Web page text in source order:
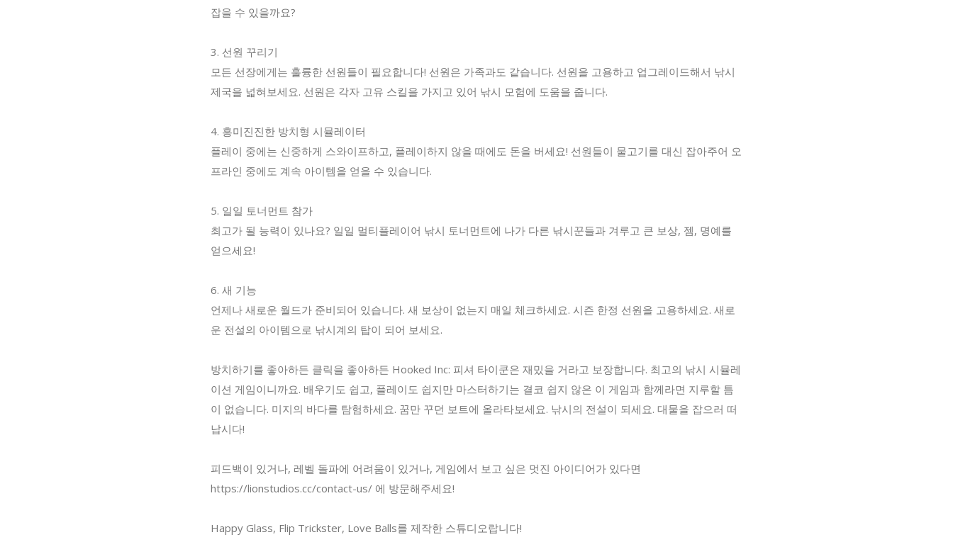
잡을 수 있을까요?
3. 선원 꾸리기
모든 선장에게는 훌륭한 선원들이 필요합니다! 선원은 가족과도 같습니다. 선원을 고용하고 업그레이드해서 낚시
제국을 넓혀보세요. 선원은 각자 고유 스킬을 가지고 있어 낚시 모험에 도움을 줍니다.
4. 흥미진진한 방치형 시뮬레이터
플레이 중에는 신중하게 스와이프하고, 플레이하지 않을 때에도 돈을 버세요! 선원들이 물고기를 대신 잡아주어 오
프라인 중에도 계속 아이템을 얻을 수 있습니다.
5. 일일 토너먼트 참가
최고가 될 능력이 있나요? 일일 멀티플레이어 낚시 토너먼트에 나가 다른 낚시꾼들과 겨루고 큰 보상, 젬, 명예를
얻으세요!
6. 새 기능
언제나 새로운 월드가 준비되어 있습니다. 새 보상이 없는지 매일 체크하세요. 시즌 한정 선원을 고용하세요. 새로
운 전설의 아이템으로 낚시계의 탑이 되어 보세요.
방치하기를 좋아하든 클릭을 좋아하든 Hooked Inc: 피셔 타이쿤은 재밌을 거라고 보장합니다. 최고의 낚시 시뮬레
이션 게임이니까요. 배우기도 쉽고, 플레이도 쉽지만 마스터하기는 결코 쉽지 않은 이 게임과 함께라면 지루할 틈
이 없습니다. 미지의 바다를 탐험하세요. 꿈만 꾸던 보트에 올라타보세요. 낚시의 전설이 되세요. 대물을 잡으러 떠
납시다!
피드백이 있거나, 레벨 돌파에 어려움이 있거나, 게임에서 보고 싶은 멋진 아이디어가 있다면
https://lionstudios.cc/contact-us/ 에 방문해주세요!
Happy Glass, Flip Trickster, Love Balls를 제작한 스튜디오랍니다!